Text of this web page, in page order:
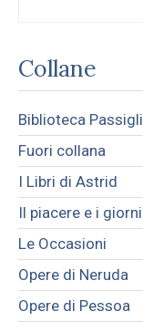
Collane
Biblioteca Passigli
Fuori collana
I Libri di Astrid
Il piacere e i giorni
Le Occasioni
Opere di Neruda
Opere di Pessoa